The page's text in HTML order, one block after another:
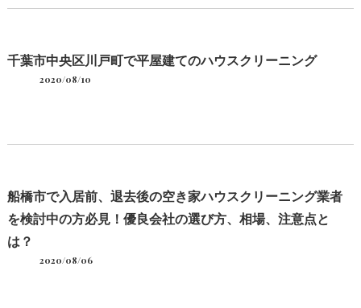
千葉市中央区川戸町で平屋建てのハウスクリーニング
2020/08/10
船橋市で入居前、退去後の空き家ハウスクリーニング業者
を検討中の方必見！優良会社の選び方、相場、注意点と
は？
2020/08/06